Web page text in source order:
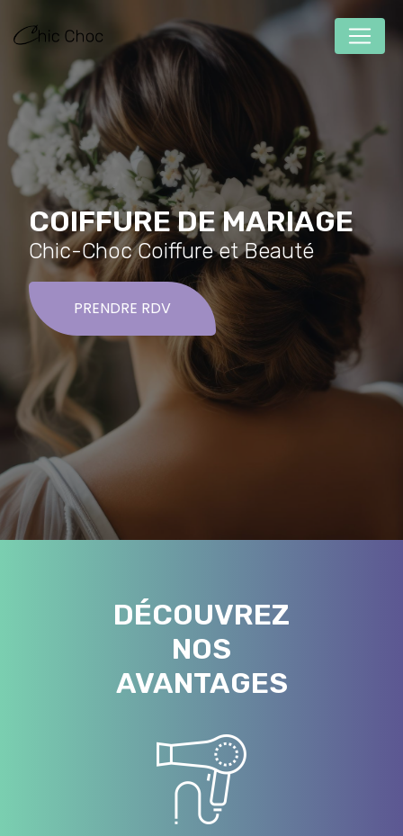
COIFFURE DE MARIAGE
Chic-Choc Coiffure et Beauté
PRENDRE RDV
DÉCOUVREZ
NOS
AVANTAGES